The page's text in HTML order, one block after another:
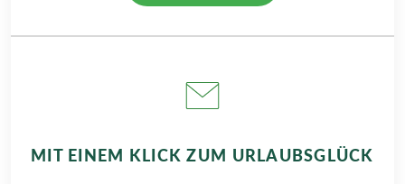
MIT EINEM KLICK ZUM URLAUBSGLÜCK